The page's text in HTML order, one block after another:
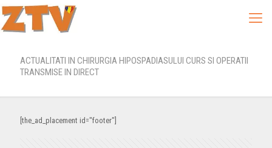
ACTUALITATI IN CHIRURGIA HIPOSPADIASULUI CURS SI OPERATII
TRANSMISE IN DIRECT
[the_ad_placement id="footer"]